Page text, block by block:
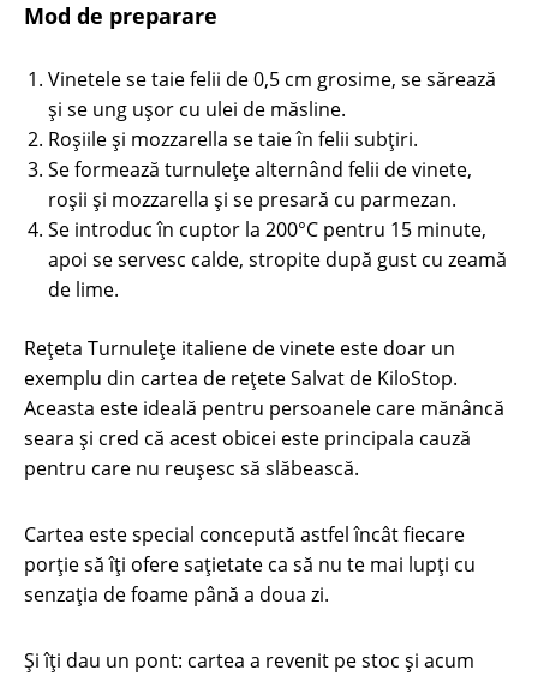
Mod de preparare
Vinetele se taie felii de 0,5 cm grosime, se sărează
şi se ung uşor cu ulei de măsline.
Roşiile şi mozzarella se taie în felii subţiri.
Se formează turnuleţe alternând felii de vinete,
roşii şi mozzarella şi se presară cu parmezan.
Se introduc în cuptor la 200°C pentru 15 minute,
apoi se servesc calde, stropite după gust cu zeamă
de lime.
Rețeta Turnulețe italiene de vinete este doar un
exemplu din cartea de rețete Salvat de KiloStop.
Aceasta este ideală pentru persoanele care mănâncă
seara și cred că acest obicei este principala cauză
pentru care nu reușesc să slăbească.
Cartea este special concepută astfel încât fiecare
porție să îți ofere sațietate ca să nu te mai lupți cu
senzația de foame până a doua zi.
Și îți dau un pont: cartea a revenit pe stoc și acum